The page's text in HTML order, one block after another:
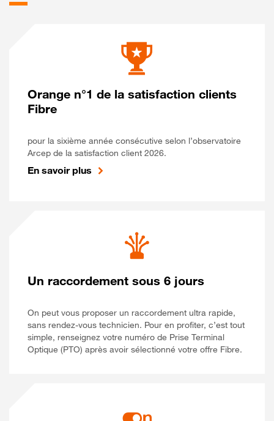
Orange n°1 de la satisfaction clients
Fibre
pour la sixième année consécutive selon l’observatoire
Arcep de la satisfaction client 2026.
En savoir plus
Un raccordement sous 6 jours
On peut vous proposer un raccordement ultra rapide,
sans rendez-vous technicien. Pour en profiter, c’est tout
simple, renseignez votre numéro de Prise Terminal
Optique (PTO) après avoir sélectionné votre offre Fibre.